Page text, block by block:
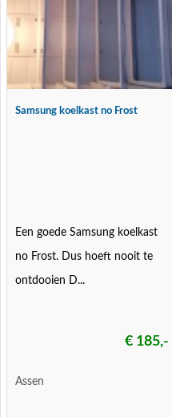
Samsung koelkast no Frost
Een goede Samsung koelkast
no Frost. Dus hoeft nooit te
ontdooien D...
€ 185,-
Assen